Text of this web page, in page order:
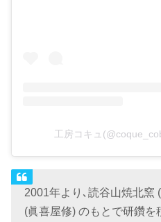
工房コキュ
2001年より､読谷山焼北窯
(眞喜屋修) のもとで研鑽を